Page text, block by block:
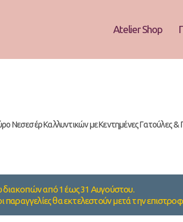
Atelier Shop
Νεσεσέρ Καλλυντικών με Κεντημένες Γατούλες &
διακοπών από 1 έως 31 Αυγούστου.
παραγγελίες θα εκτελεστούν μετά την